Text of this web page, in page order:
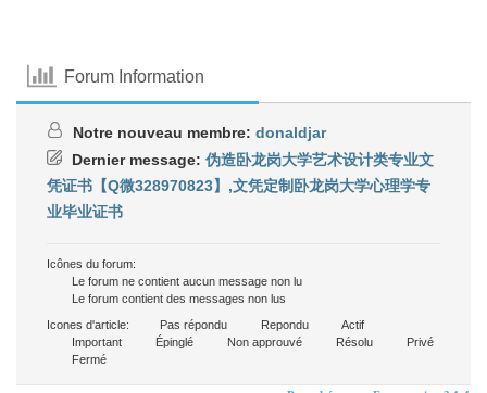
Forum Information
Notre nouveau membre: donaldjar
Dernier message: 伪造卧龙岗大学艺术设计类专业文
凭证书【Q微328970823】,文凭定制卧龙岗大学心理学专
业毕业证书
Icônes du forum:
Le forum ne contient aucun message non lu
Le forum contient des messages non lus
Icones d'article:
Pas répondu Repondu
Actif
Important
Épinglé Non approuvé Résolu
Privé
Fermé